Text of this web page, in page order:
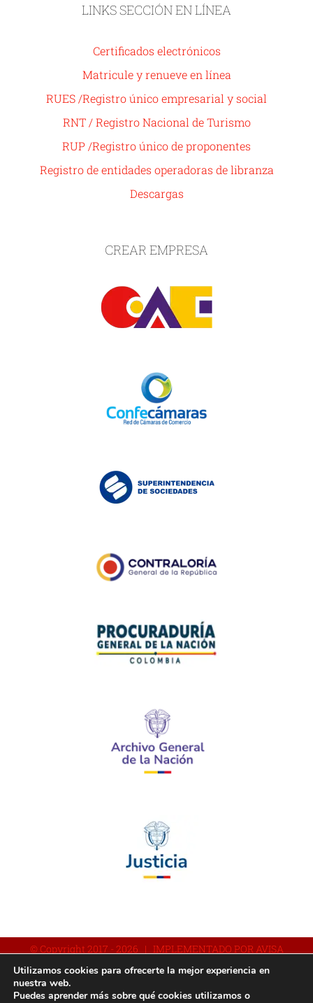
LINKS SECCIÓN EN LÍNEA
Certificados electrónicos
Matricule y renueve en línea
RUES /Registro único empresarial y social
RNT / Registro Nacional de Turismo
RUP /Registro único de proponentes
Registro de entidades operadoras de libranza
Descargas
CREAR EMPRESA
© Copyright 2017 - 2026 | IMPLEMENTADO POR AVISA
FacebookYouTubeInstagram
Utilizamos cookies para ofrecerte la mejor experiencia en
nuestra web.
Puedes aprender más sobre qué cookies utilizamos o